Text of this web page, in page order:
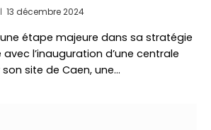
13 décembre 2024
étape majeure dans sa stratégie
l’inauguration d’une centrale
site de Caen, une…